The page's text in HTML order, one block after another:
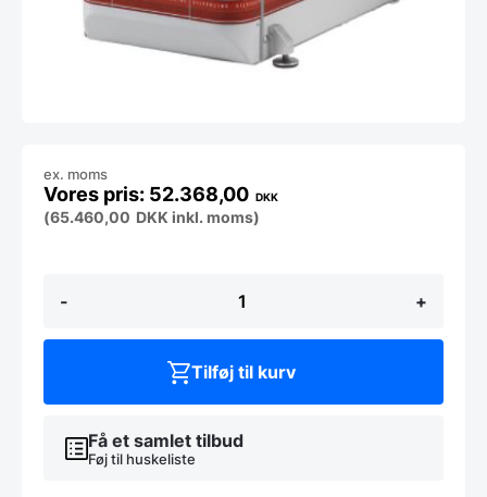
-
Line
60
-
antal
+
52.368,00 DKK
ex. moms
(65.460,00 DKK inkl. moms)
Få et samlet tilbud
Føj til huskeliste
Tilføj til kurv